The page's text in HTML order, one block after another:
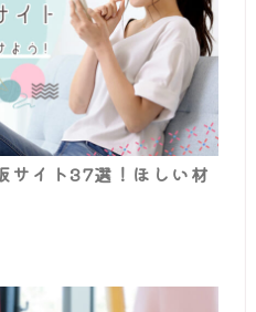
サイト37選！ほしい材